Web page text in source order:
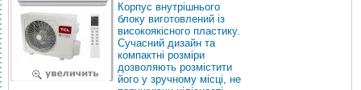
Корпус внутрішнього
блоку виготовлений із
високоякісного пластику.
Сучасний дизайн та
компактні розміри
дозволяють розмістити
його у зручному місці, не